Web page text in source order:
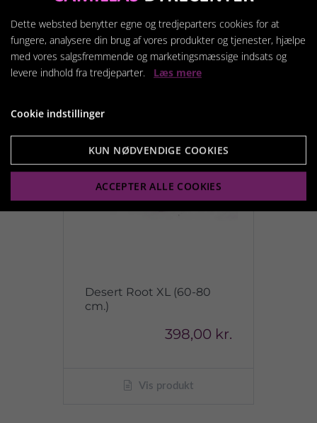
Vis produkt
Desert Root XL (60-80
cm.)
398,00 kr.
Vis produkt
Dette websted benytter egne og tredjeparters cookies for at
fungere, analysere din brug af vores produkter og tjenester, hjælpe
med vores salgsfremmende og marketingsmæssige indsats og
levere indhold fra tredjeparter. Læs mere
Cookie indstillinger
KUN NØDVENDIGE COOKIES
ACCEPTER ALLE COOKIES